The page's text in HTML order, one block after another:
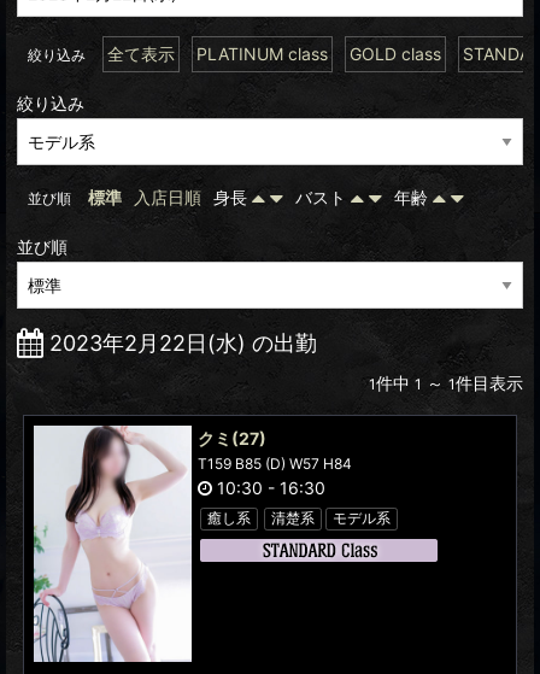
絞り込み 全て表示 PLATINUM class GOLD class
絞り込み
並び順 標準 入店日順 身長 バスト 年齢
並び順
2023年2月22日(水) の出勤
1件中 1 ～ 1件目表示
クミ (27)
T159 B85 (D) W57 H84
10:30 - 16:30
癒し系 清楚系 モデル系